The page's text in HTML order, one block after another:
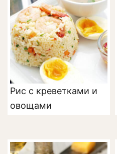
Рис с креветками и
овощами